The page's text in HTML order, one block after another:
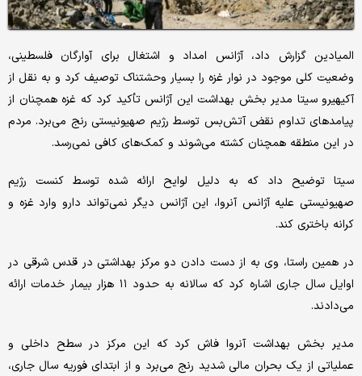
المیادین گزارش داد، آژانس امداد و اشتغال برای آوارگان فلسطینی،
وضعیت کلی موجود در نوار غزه را بسیار وحشتناک توصیف کرد و به نقل از
آکیهیرو سیتا مدیر بخش بهداشت این آژانس تأکید کرد که غزه همچنان از
پیامدهای تداوم نقض آتش‌بس توسط رژیم صهیونیستی رنج می‌برد. مردم
در این منطقه همچنان کشته می‌شوند و کمک‌های کافی نمی‌رسد.
سیتا توضیح داد که به دلیل لوایح ارائه شده توسط کنست رژیم
صهیونیستی علیه آژانس آنروا، این آژانس دیگر نمی‌تواند دارو وارد غزه و
کرانه باختری کند.
در همین راستا، وی به از دست دادن دو مرکز بهداشتی در قدس شرقی در
اوایل سال جاری اشاره کرد که سالانه به حدود ۱۱ هزار بیمار خدمات ارائه
می‌دادند.
مدیر بخش بهداشت آنروا فاش کرد که این مرکز در سطح داخلی و
عملیاتی از یک بحران مالی شدید رنج می‌برد و از ابتدای فوریه سال جاری،